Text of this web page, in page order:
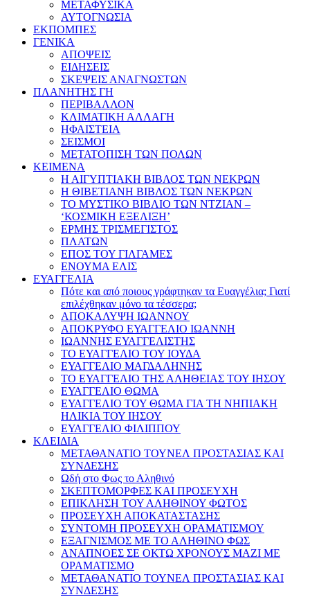
ΜΕΤΑΦΥΣΙΚΑ
ΑΥΤΟΓΝΩΣΙΑ
ΕΚΠΟΜΠΕΣ
ΓΕΝΙΚΑ
ΑΠΟΨΕΙΣ
ΕΙΔΗΣΕΙΣ
ΣΚΕΨΕΙΣ ΑΝΑΓΝΩΣΤΩΝ
ΠΛΑΝΗΤΗΣ ΓΗ
ΠΕΡΙΒΑΛΛΟΝ
ΚΛΙΜΑΤΙΚΗ ΑΛΛΑΓΗ
ΗΦΑΙΣΤΕΙΑ
ΣΕΙΣΜΟΙ
ΜΕΤΑΤΟΠΙΣΗ ΤΩΝ ΠΟΛΩΝ
ΚΕΙΜΕΝΑ
Η ΑΙΓΥΠΤΙΑΚΗ ΒΙΒΛΟΣ ΤΩΝ ΝΕΚΡΩΝ
Η ΘΙΒΕΤΙΑΝΗ ΒΙΒΛΟΣ ΤΩΝ ΝΕΚΡΩΝ
ΤΟ ΜΥΣΤΙΚΟ ΒΙΒΛΙΟ ΤΩΝ ΝΤΖΙΑΝ –
‘ΚΟΣΜΙΚΗ ΕΞΕΛΙΞΗ’
ΕΡΜΗΣ ΤΡΙΣΜΕΓΙΣΤΟΣ
ΠΛΑΤΩΝ
ΕΠΟΣ ΤΟΥ ΓΙΛΓΑΜΕΣ
ΕΝΟΥΜΑ ΕΛΙΣ
ΕΥΑΓΓΕΛΙΑ
Πότε και από ποιους γράφτηκαν τα Ευαγγέλια; Γιατί
επιλέχθηκαν μόνο τα τέσσερα;
ΑΠΟΚΑΛΥΨΗ ΙΩΑΝΝΟΥ
ΑΠΟΚΡΥΦΟ ΕΥΑΓΓΕΛΙΟ ΙΩΑΝΝΗ
ΙΩΑΝΝΗΣ ΕΥΑΓΓΕΛΙΣΤΗΣ
ΤΟ ΕΥΑΓΓΕΛΙΟ ΤΟΥ ΙΟΥΔΑ
ΕΥΑΓΓΕΛΙΟ ΜΑΓΔΑΛΗΝΗΣ
ΤΟ ΕΥΑΓΓΕΛΙΟ ΤΗΣ ΑΛΗΘΕΙΑΣ ΤΟΥ ΙΗΣΟΥ
ΕΥΑΓΓΕΛΙΟ ΘΩΜΑ
ΕΥΑΓΓΕΛΙΟ ΤΟΥ ΘΩΜΑ ΓΙΑ ΤΗ ΝΗΠΙΑΚΗ
ΗΛΙΚΙΑ ΤΟΥ ΙΗΣΟΥ
ΕΥΑΓΓΕΛΙΟ ΦΙΛΙΠΠΟΥ
ΚΛΕΙΔΙΑ
ΜΕΤΑΘΑΝΑΤΙΟ ΤΟΥΝΕΛ ΠΡΟΣΤΑΣΙΑΣ ΚΑΙ
ΣΥΝΔΕΣΗΣ
Ωδή στο Φως το Αληθινό
ΣΚΕΠΤΟΜΟΡΦΕΣ ΚΑΙ ΠΡΟΣΕΥΧΗ
ΕΠΙΚΛΗΣΗ ΤΟΥ ΑΛΗΘΙΝΟΥ ΦΩΤΟΣ
ΠΡΟΣΕΥΧΗ ΑΠΟΚΑΤΑΣΤΑΣΗΣ
ΣΥΝΤΟΜΗ ΠΡΟΣΕΥΧΗ ΟΡΑΜΑΤΙΣΜΟΥ
ΕΞΑΓΝΙΣΜΟΣ ΜΕ ΤΟ ΑΛΗΘΙΝΟ ΦΩΣ
ΑΝΑΠΝΟΕΣ ΣΕ ΟΚΤΩ ΧΡΟΝΟΥΣ ΜΑΖΙ ΜΕ
ΟΡΑΜΑΤΙΣΜΟ
ΜΕΤΑΘΑΝΑΤΙΟ ΤΟΥΝΕΛ ΠΡΟΣΤΑΣΙΑΣ ΚΑΙ
ΣΥΝΔΕΣΗΣ